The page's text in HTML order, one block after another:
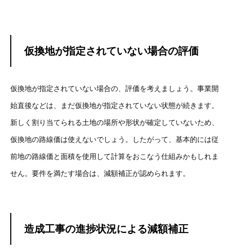
仮換地が指定されていない場合の評価
仮換地が指定されていない場合の、評価を考えましょう。事業開
始直後などは、まだ仮換地が指定されていない状態が続きます。
新しく割り当てられる土地の場所や形状が確定していないため、
仮換地の路線価は使えないでしょう。したがって、基本的には従
前地の路線価と面積を使用して計算をおこなう仕組みかもしれま
せん。要件を満たす場合は、減額補正が認められます。
造成工事の進捗状況による減額補正